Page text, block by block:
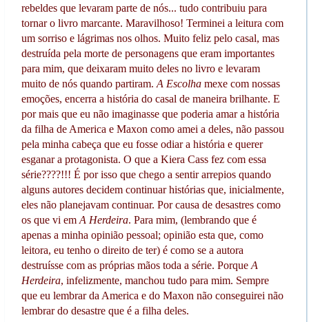
rebeldes que levaram parte de nós... tudo contribuiu para
tornar o livro marcante. Maravilhoso! Terminei a leitura com
um sorriso e lágrimas nos olhos. Muito feliz pelo casal, mas
destruída pela morte de personagens que eram importantes
para mim, que deixaram muito deles no livro e levaram
muito de nós quando partiram. A Escolhamexe com nossas
emoções, encerra a história do casal de maneira brilhante. E
por mais que eu não imaginasse que poderia amar a história
da filha de America e Maxon como amei a deles, não passou
pela minha cabeça que eu fosse odiar a história e querer
esganar a protagonista. O que a Kiera Cass fez com essa
série????!!! É por isso que chego a sentir arrepios quando
alguns autores decidem continuar histórias que, inicialmente,
eles não planejavam continuar. Por causa de desastres como
os que vi em A Herdeira. Para mim, (lembrando que é
apenas a minha opinião pessoal; opinião esta que, como
leitora, eu tenho o direito de ter) é como se a autora
destruísse com as próprias mãos toda a série. Porque A
Herdeira, infelizmente, manchou tudo para mim. Sempre
que eu lembrar da America e do Maxon não conseguirei não
lembrar do desastre que é a filha deles.